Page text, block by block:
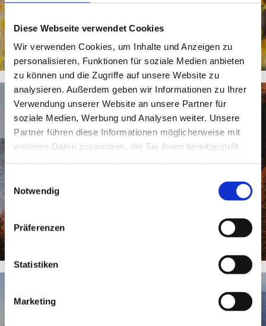
Diese Webseite verwendet Cookies
Wir verwenden Cookies, um Inhalte und Anzeigen zu
personalisieren, Funktionen für soziale Medien anbieten
zu können und die Zugriffe auf unsere Website zu
analysieren. Außerdem geben wir Informationen zu Ihrer
Verwendung unserer Website an unsere Partner für
soziale Medien, Werbung und Analysen weiter. Unsere
Partner führen diese Informationen möglicherweise mit
weiteren Daten zusammen, die Sie ihnen bereitgestellt
Notwendig
Präferenzen
Statistiken
Marketing
HERBSTPRACHT